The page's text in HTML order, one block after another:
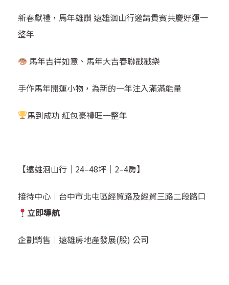
新春獻禮，馬年雄讚 遠雄洄山行邀請貴賓共慶好運一
整年
馬年吉祥如意、馬年大吉春聯戳戳樂
手作馬年開運小物，為新的一年注入滿滿能量
馬到成功 紅包豪禮旺一整年
【遠雄洄山行｜24–48坪｜2–4房】
接待中心｜ 台中市北屯區經貿路及經貿三路二段路口
立即導航
企劃銷售｜遠雄房地產發展(股) 公司